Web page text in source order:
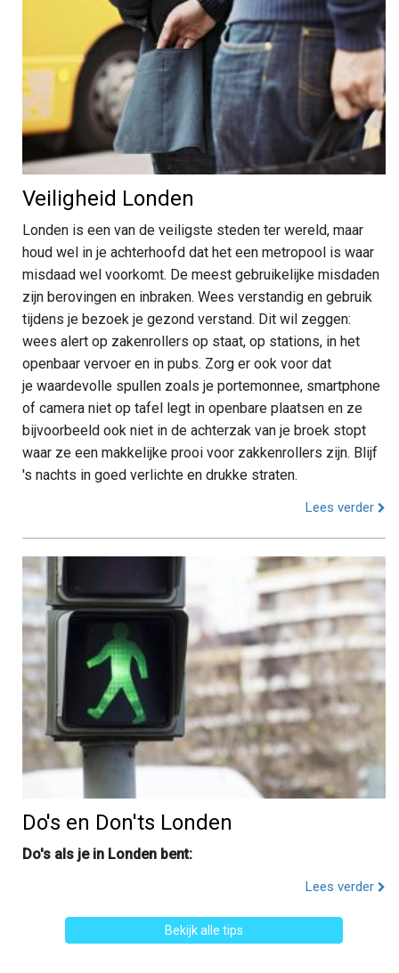
Veiligheid Londen
Londen is een van de veiligste steden ter wereld, maar
houd wel in je achterhoofd dat het een metropool is waar
misdaad wel voorkomt. De meest gebruikelijke misdaden
zijn berovingen en inbraken. Wees verstandig en gebruik
tijdens je bezoek je gezond verstand. Dit wil zeggen:
wees alert op zakenrollers op staat, op stations, in het
openbaar vervoer en in pubs. Zorg er ook voor dat
je waardevolle spullen zoals je portemonnee, smartphone
of camera niet op tafel legt in openbare plaatsen en ze
bijvoorbeeld ook niet in de achterzak van je broek stopt
waar ze een makkelijke prooi voor zakkenrollers zijn. Blijf
's nachts in goed verlichte en drukke straten.
Lees verder
Do's en Don'ts Londen
Do's als je in Londen bent:
Lees verder
Bekijk alle tips